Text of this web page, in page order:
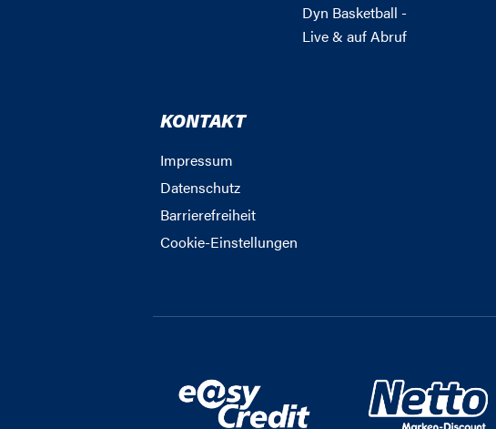
Dyn Basketball -
Live & auf Abruf
KONTAKT
Impressum
Datenschutz
Barrierefreiheit
Cookie-Einstellungen